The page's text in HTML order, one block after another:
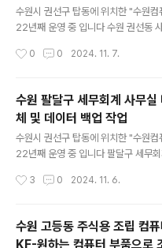
수원시 권선구 탑동에 위치한 "수원컴
22년째 운영 중 입니다 수원 권선동
만 컴퓨터 인터넷이 안된다고 합니다
성 데스크탑..인터넷 연결이 안되네
아니라 랜카드 불량은 아닌거 같고.. 노
크~인터넷 연결이 안됩니다 컴퓨터에
실하네요 ★★★ 인터넷선 체크
전화 -> 컴퓨터 로 연결되는 구조 입니
0 0 2024. 11. 7.
수원 팔달구 세무회계 사무실
체 및 데이터 백업 작업
수원시 권선구 탑동에 위치한 "수원컴
22년째 운영 중 입니다 팔달구 세무
다 메인컴퓨터 (더존 프로그램)가 느리
는 최대한 빨리.. 컴퓨터가 불안불안
3 0 2024. 11. 6.
수원 고등동 주식용 조립
KF-원하는 컴퓨터 부품으로